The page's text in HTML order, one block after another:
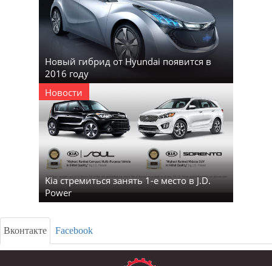
Новый гибрид от Hyundai появится в
2016 году
Новости
Kia стремиться занять 1-е место в J.D.
Power
Вконтакте Facebook